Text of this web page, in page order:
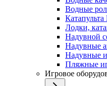
Водные
Катапульта
Лодки,
Надувной
Надувные
Надувные
Пляжные
Игровое